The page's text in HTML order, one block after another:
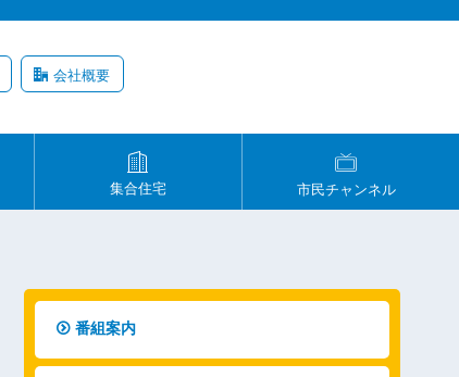
会社概要
集合住宅 市民チャンネル
番組案内